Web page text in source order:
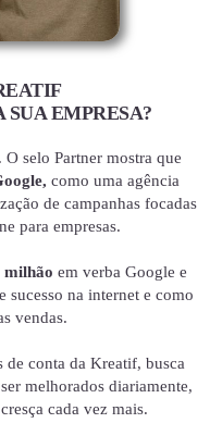
SUA EMPRESA?
O selo Partner mostra que
como uma agência
de campanhas focadas
para empresas.
milhão em verba Google e
sucesso na internet e como
vendas.
de conta da Kreatif, busca
melhorados diariamente,
cada vez mais.